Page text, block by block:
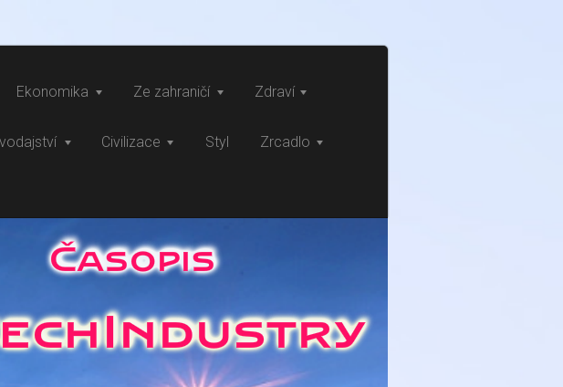
Ekonomika Ze zahraničí Zdraví
Civilizace Styl Zrcadlo